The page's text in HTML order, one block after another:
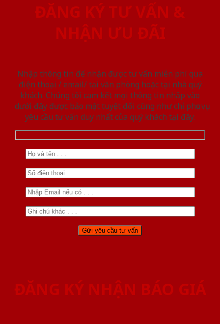
ĐĂNG KÝ TƯ VẤN &
NHẬN ƯU ĐÃI
Nhập thông tin để nhận được tư vấn miễn phí qua
điện thoại / email/ tại văn phòng hoặc tại nhà quý
khách. Chúng tôi cam kết mọi thông tin nhập vào
dưới đây được bảo mật tuyệt đối cũng như chỉ phục vụ
yêu cầu tư vấn duy nhất của quý khách tại đây.
ĐĂNG KÝ NHẬN BÁO GIÁ